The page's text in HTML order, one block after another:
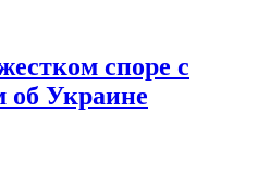
споре с
об Украине